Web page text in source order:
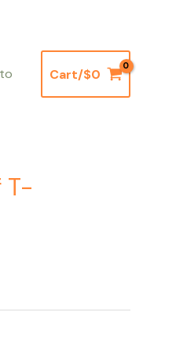
Cart/$0
T-